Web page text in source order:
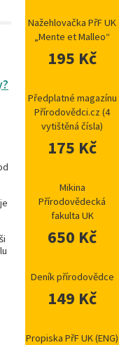
Nažehlovačka PřF UK
„Mente et Malleo“
195 Kč
Předplatné magazínu
Přírodovědci.cz (4
vytištěná čísla)
175 Kč
Mikina
Přírodovědecká
fakulta UK
650 Kč
Deník přírodovědce
149 Kč
Propiska PřF UK (ENG)